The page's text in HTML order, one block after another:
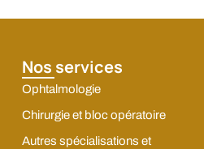
Nos services
Ophtalmologie
Chirurgie et bloc opératoire
Autres spécialisations et